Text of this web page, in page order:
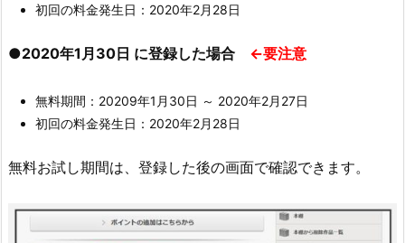
初回の料金発生日：2020年2月28日
●2020年1月30日 に登録した場合 ←要注意
無料期間：20209年1月30日 ～ 2020年2月27日
初回の料金発生日：2020年2月28日
無料お試し期間は、登録した後の画面で確認できます。